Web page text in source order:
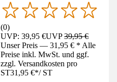
(0)
UVP: 39,95 €UVP39,95 €
Unser Preis — 31,95 € * Alle
Preise inkl. MwSt. und ggf.
zzgl. Versandkosten pro
ST31,95 €*/ ST